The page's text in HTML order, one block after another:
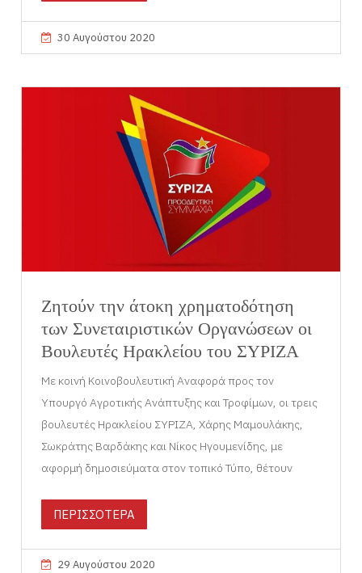
30 Αυγούστου 2020
Ζητούν την άτοκη χρηματοδότηση
των Συνεταιριστικών Οργανώσεων οι
Βουλευτές Ηρακλείου του ΣΥΡΙΖΑ
Με κοινή Κοινοβουλευτική Αναφορά προς τον
Υπουργό Αγροτικής Ανάπτυξης και Τροφίμων, οι τρεις
βουλευτές Ηρακλείου ΣΥΡΙΖΑ, Χάρης Μαμουλάκης,
Σωκράτης Βαρδάκης και Νίκος Ηγουμενίδης, με
αφορμή δημοσιεύματα στον τοπικό Τύπο, θέτουν
ΠΕΡΙΣΣΟΤΕΡΑ
29 Αυγούστου 2020